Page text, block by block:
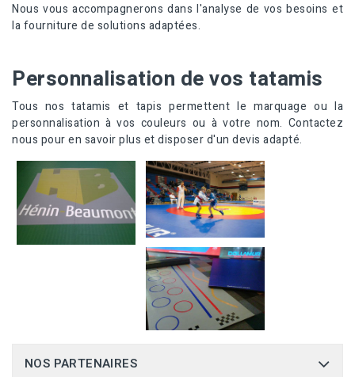
Nous vous accompagnerons dans l'analyse de vos besoins et
la fourniture de solutions adaptées.
Personnalisation de vos tatamis
Tous nos tatamis et tapis permettent le marquage ou la
personnalisation à vos couleurs ou à votre nom. Contactez
nous pour en savoir plus et disposer d'un devis adapté.
NOS PARTENAIRES